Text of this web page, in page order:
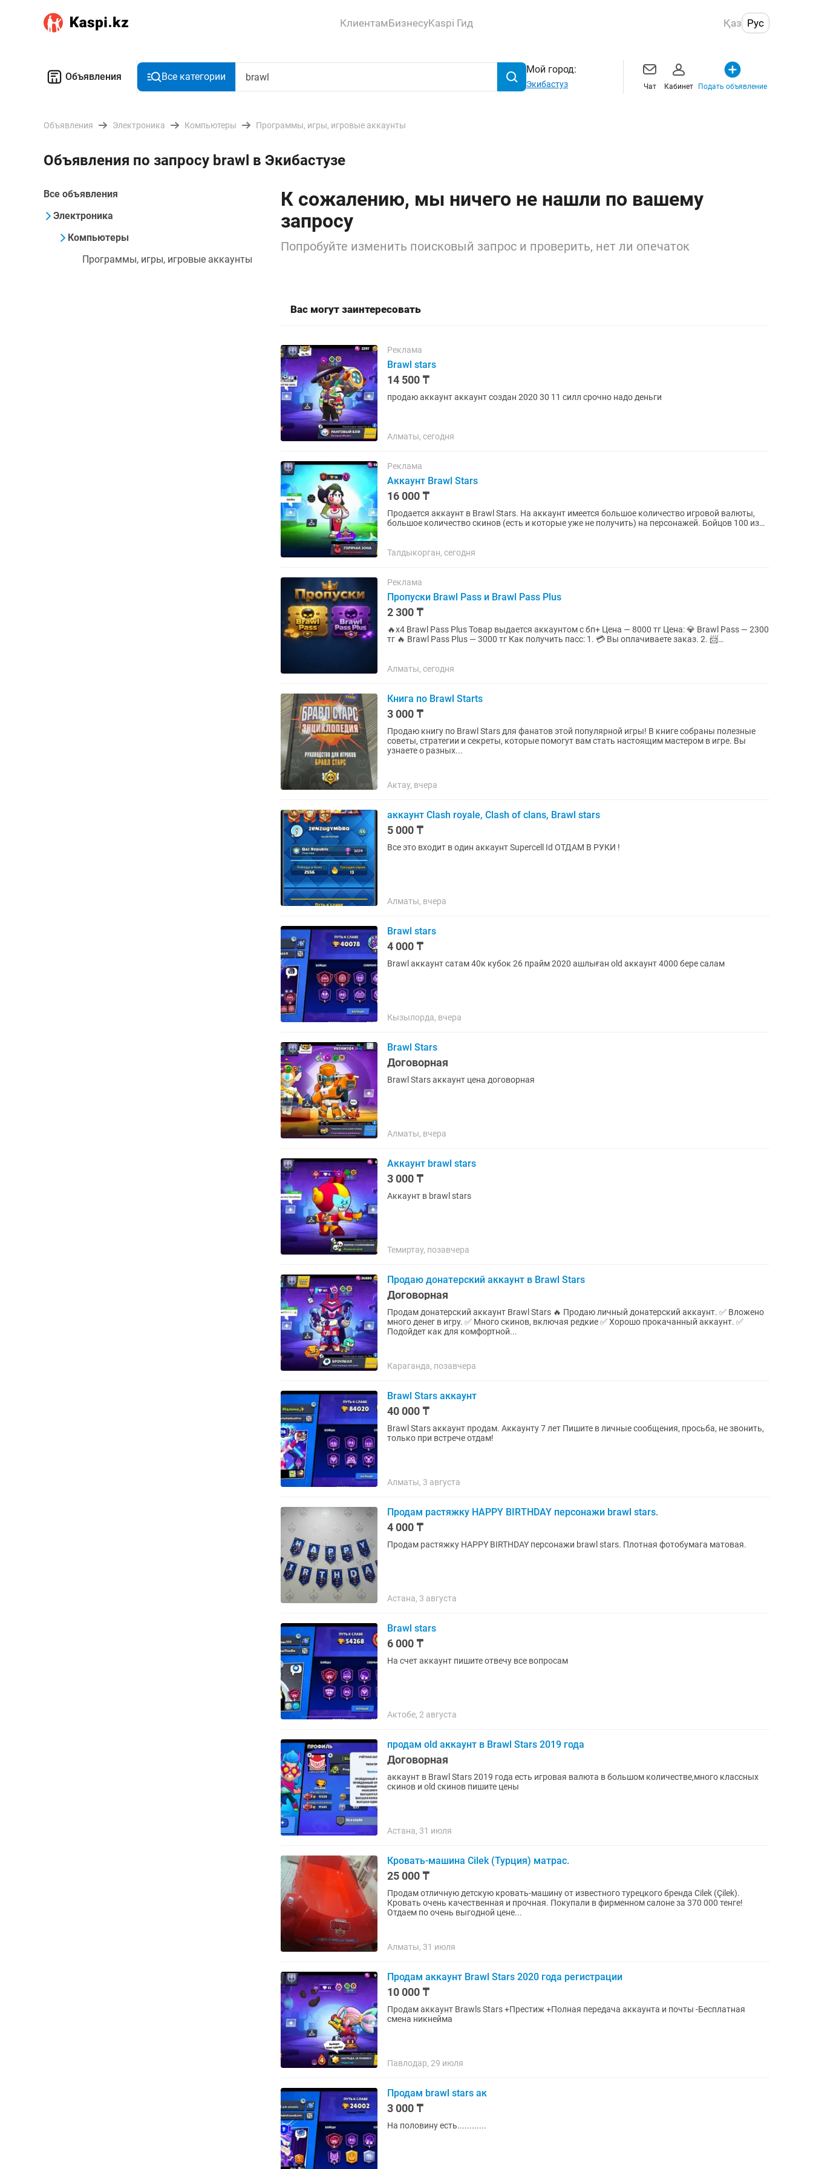
КлиентамБизнесуKaspi Гид Қаз Рус
Объявления Все категории
Мой город:
Экибастуз Чат Кабинет Подать объявление
Объявления Электроника Компьютеры Программы, игры, игровые аккаунты
Объявления по запросу brawl в Экибастузе
Все объявления
Электроника
Компьютеры
Программы, игры, игровые аккаунты
К сожалению, мы ничего не нашли по вашему
запросу
Попробуйте изменить поисковый запрос и проверить, нет ли опечаток
Вас могут заинтересовать
Реклама
Brawl stars
14 500 ₸
продаю аккаунт аккаунт создан 2020 30 11 силл срочно надо деньги
Алматы, сегодня
Реклама
Аккаунт Brawl Stars
16 000 ₸
Продается аккаунт в Brawl Stars. На аккаунт имеется большое количество игровой валюты,
большое количество скинов (есть и которые уже не получить) на персонажей. Бойцов 100 из
Талдыкорган, сегодня
Реклама
Пропуски Brawl Pass и Brawl Pass Plus
2 300 ₸
🔥x4 Brawl Pass Plus Товар выдается аккаунтом с бп+ Цена — 8000 тг Цена: 💎 Brawl Pass — 2300
тг 🔥 Brawl Pass Plus — 3000 тг Как получить пасс: 1. 💳 Вы оплачиваете заказ. 2. 📨
Алматы, сегодня
Книга по Brawl Starts
3 000 ₸
Продаю книгу по Brawl Stars для фанатов этой популярной игры! В книге собраны полезные
советы, стратегии и секреты, которые помогут вам стать настоящим мастером в игре. Вы
узнаете о разных...
Актау, вчера
аккаунт Clash royale, Clash of clans, Brawl stars
5 000 ₸
Все это входит в один аккаунт Supercell Id ОТДАМ В РУКИ !
Алматы, вчера
Brawl stars
4 000 ₸
Brawl аккаунт сатам 40к кубок 26 прайм 2020 ашлыған old аккаунт 4000 бере салам
Кызылорда, вчера
Brawl Stars
Договорная
Brawl Stars аккаунт цена договорная
Алматы, вчера
Аккаунт brawl stars
3 000 ₸
Аккаунт в brawl stars
Темиртау, позавчера
Продаю донатерский аккаунт в Brawl Stars
Договорная
Продам донатерский аккаунт Brawl Stars 🔥 Продаю личный донатерский аккаунт. ✅ Вложено
много денег в игру. ✅ Много скинов, включая редкие ✅ Хорошо прокачанный аккаунт. ✅
Подойдет как для комфортной...
Караганда, позавчера
Brawl Stars аккаунт
40 000 ₸
Brawl Stars аккаунт продам. Аккаунту 7 лет Пишите в личные сообщения, просьба, не звонить,
только при встрече отдам!
Алматы, 3 августа
Продам растяжку HAPPY BIRTHDAY персонажи brawl stars.
4 000 ₸
Продам растяжку HAPPY BIRTHDAY персонажи brawl stars. Плотная фотобумага матовая.
Астана, 3 августа
Brawl stars
6 000 ₸
На счет аккаунт пишите отвечу все вопросам
Актобе, 2 августа
продам old аккаунт в Brawl Stars 2019 года
Договорная
аккаунт в Brawl Stars 2019 года есть игровая валюта в большом количестве,много классных
скинов и old скинов пишите цены
Астана, 31 июля
Кровать-машина Cilek (Турция) матрас.
25 000 ₸
Продам отличную детскую кровать-машину от известного турецкого бренда Cilek (Çilek).
Кровать очень качественная и прочная. Покупали в фирменном салоне за 370 000 тенге!
Отдаем по очень выгодной цене...
Алматы, 31 июля
Продам аккаунт Brawl Stars 2020 года регистрации
10 000 ₸
Продам аккаунт Brawls Stars +Престиж +Полная передача аккаунта и почты -Бесплатная
смена никнейма
Павлодар, 29 июля
Продам brawl stars ак
3 000 ₸
На половину есть............